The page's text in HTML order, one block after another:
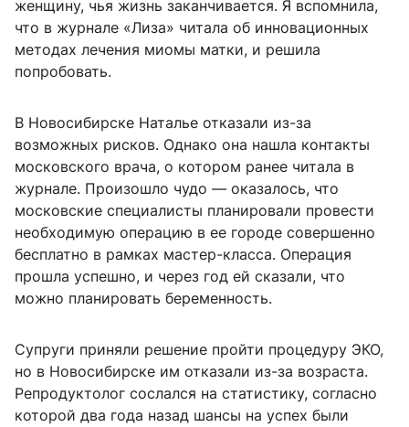
женщину, чья жизнь заканчивается. Я вспомнила,
что в журнале «Лиза» читала об инновационных
методах лечения миомы матки, и решила
попробовать.
В Новосибирске Наталье отказали из-за
возможных рисков. Однако она нашла контакты
московского врача, о котором ранее читала в
журнале. Произошло чудо — оказалось, что
московские специалисты планировали провести
необходимую операцию в ее городе совершенно
бесплатно в рамках мастер-класса. Операция
прошла успешно, и через год ей сказали, что
можно планировать беременность.
Супруги приняли решение пройти процедуру ЭКО,
но в Новосибирске им отказали из-за возраста.
Репродуктолог сослался на статистику, согласно
которой два года назад шансы на успех были